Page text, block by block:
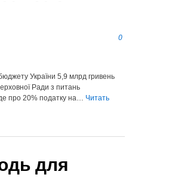
0
України 5,9 млрд гривень
Ради з питань
про 20% податку на… Читать
для